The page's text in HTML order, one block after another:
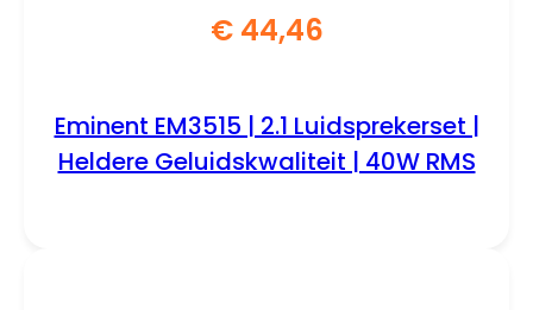
€44,46
Eminent EM3515 | 2.1 Luidsprekerset |
Heldere Geluidskwaliteit | 40W RMS